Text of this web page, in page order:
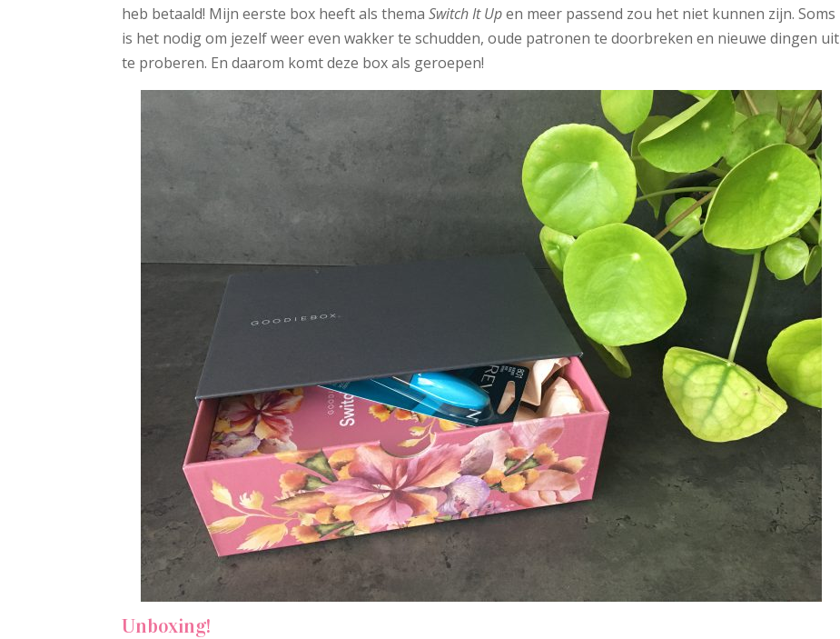
heb betaald! Mijn eerste box heeft als themaSwitch It Upen meer passend zou het niet kunnen zijn. Soms
is het nodig om jezelf weer even wakker te schudden, oude patronen te doorbreken en nieuwe dingen uit
te proberen. En daarom komt deze box als geroepen!
Unboxing!